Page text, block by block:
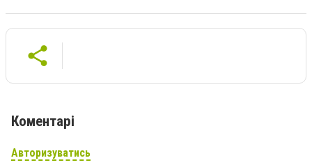
Коментарі
Авторизуватись